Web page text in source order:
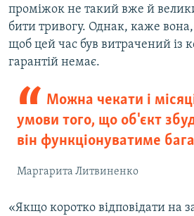
проміжок не такий вже й
бити тривогу. Однак, каже
щоб цей час був витрачений із
гарантій немає.
Можна чекати і
умови того, що об'єкт
він функціонуватиме
Маргарита Литвиненко
«Якщо коротко відповідати на